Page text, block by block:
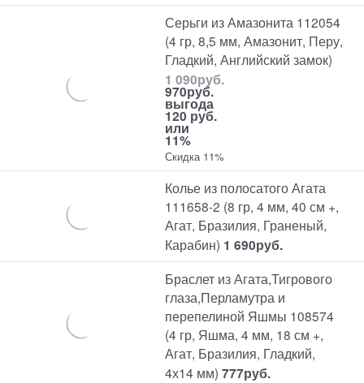
Серьги из Амазонита 112054
(4 гр, 8,5 мм, Амазонит, Перу,
Гладкий, Английский замок)
1 090руб.
970руб.
выгода
120 руб.
или
11%
Скидка 11%
Колье из полосатого Агата
111658-2 (8 гр, 4 мм, 40 см +,
Агат, Бразилия, Граненый,
Карабин) 1 690руб.
Браслет из Агата,Тигрового
глаза,Перламутра и
перепелиной Яшмы 108574
(4 гр, Яшма, 4 мм, 18 см +,
Агат, Бразилия, Гладкий,
4х14 мм) 777руб.